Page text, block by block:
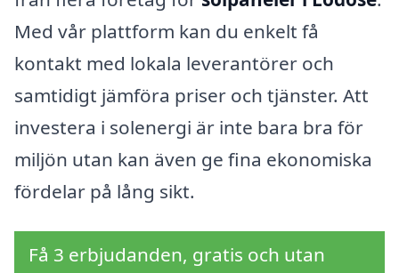
Med vår plattform kan du enkelt få
kontakt med lokala leverantörer och
samtidigt jämföra priser och tjänster. Att
investera i solenergi är inte bara bra för
miljön utan kan även ge fina ekonomiska
fördelar på lång sikt.
Få 3 erbjudanden, gratis och utan